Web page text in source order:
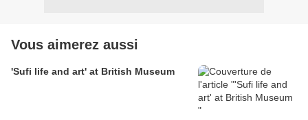
Vous aimerez aussi
'Sufi life and art' at British Museum